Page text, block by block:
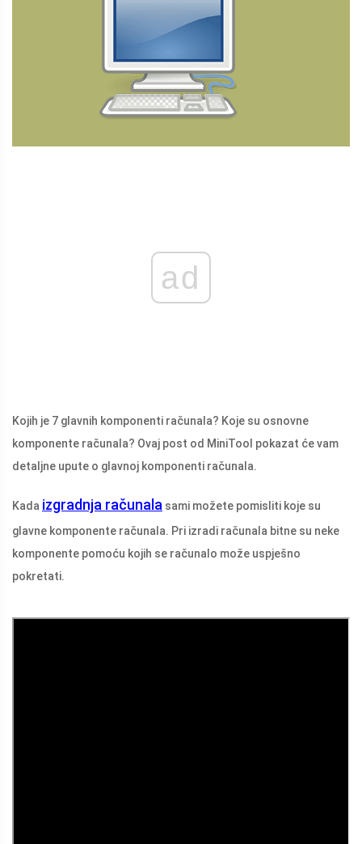
ad
Kojih je 7 glavnih komponenti računala? Koje su osnovne
komponente računala? Ovaj post od MiniTool pokazat će vam
detaljne upute o glavnoj komponenti računala.
Kada izgradnja računala sami možete pomisliti koje su
glavne komponente računala. Pri izradi računala bitne su neke
komponente pomoću kojih se računalo može uspješno
pokretati.